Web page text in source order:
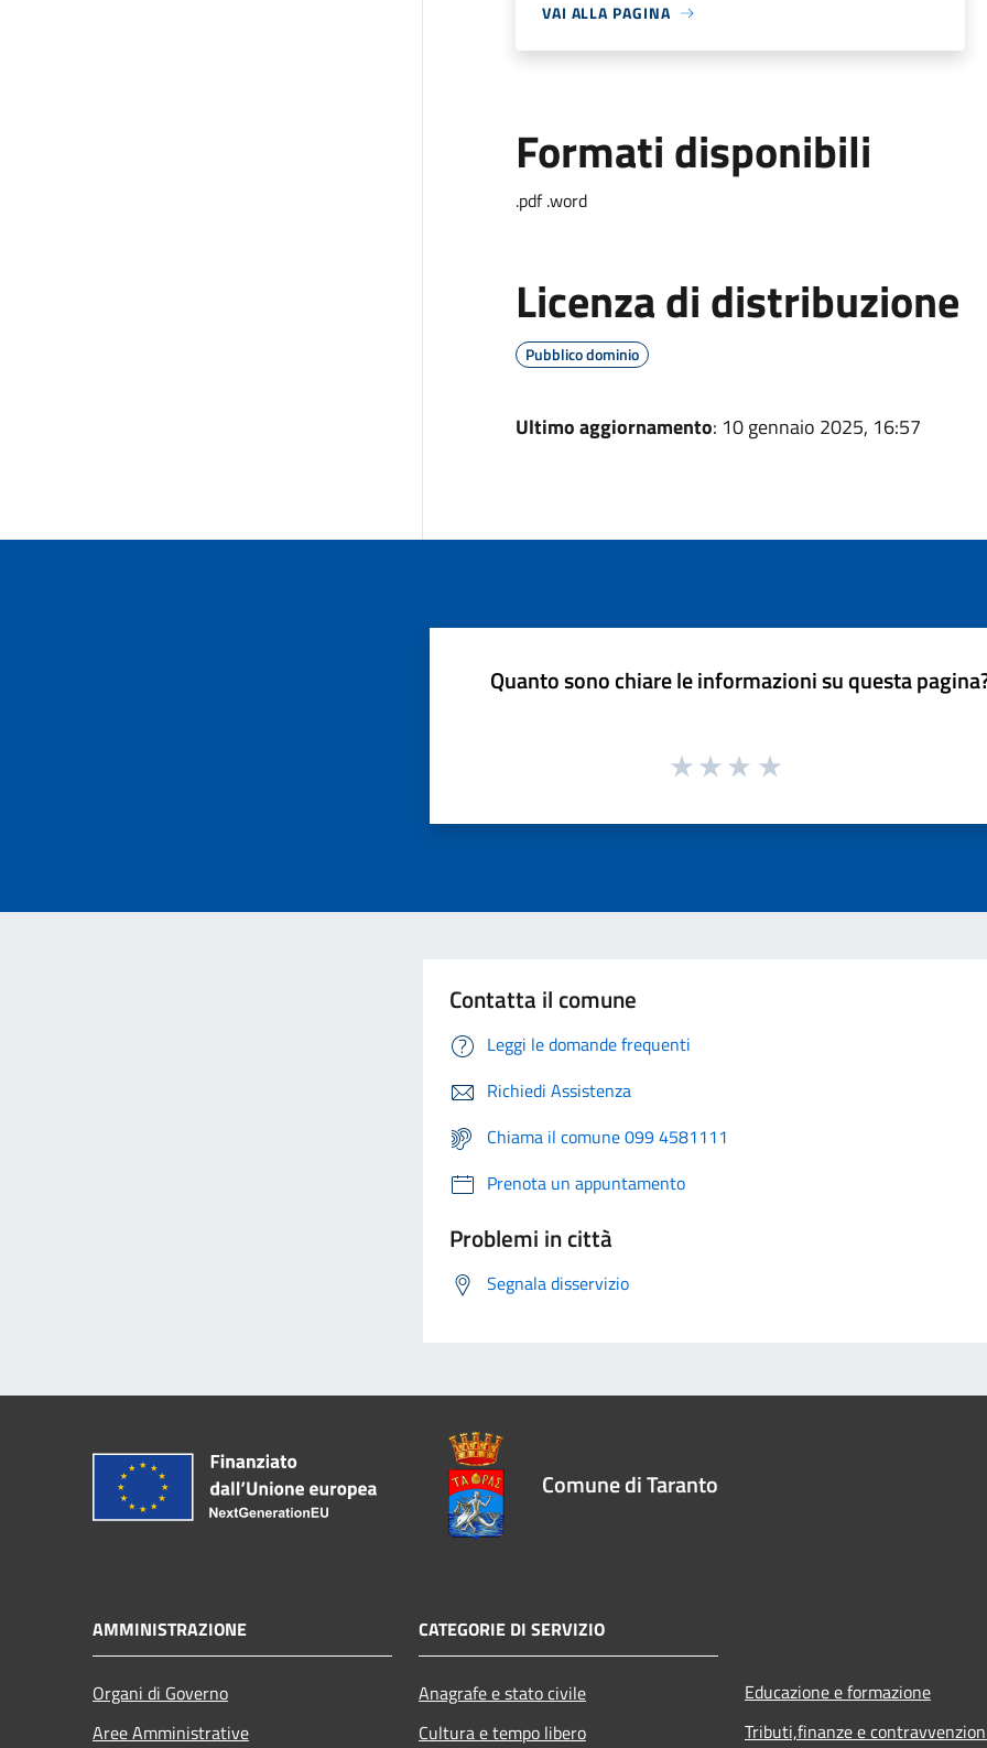
VAI ALLA PAGINA
Formati disponibili
.pdf .word
Licenza di distribuzione
Pubblico dominio
Ultimo aggiornamento: 10 gennaio 2025, 16:57
Quanto sono chiare le informazioni su questa
Contatta il comune
Leggi le domande frequenti
Richiedi Assistenza
Chiama il comune 099 4581111
Prenota un appuntamento
Problemi in città
Segnala disservizio
Comune di Taranto
AMMINISTRAZIONE
Organi di Governo
Aree Amministrative
CATEGORIE DI SERVIZIO
Anagrafe e stato civile
Cultura e tempo libero
Educazione e formazione
Tributi,finanze e